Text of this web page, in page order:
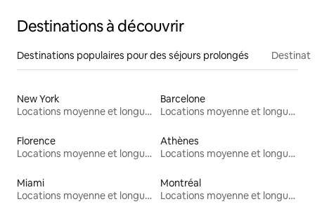
Destinations à découvrir
Destinations populaires pour des séjours prolongés
New York
Locations moyenne et longue durée
Barcelone
Locations moyenne et longue durée
Florence
Locations moyenne et longue durée
Athènes
Locations moyenne et longue durée
Miami
Locations moyenne et longue durée
Montréal
Locations moyenne et longue durée